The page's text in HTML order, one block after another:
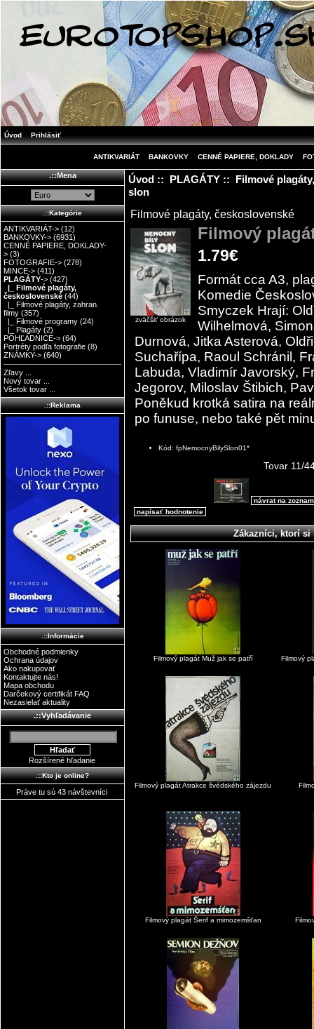
Úvod Prihlásiť
ANTIKVARIÁT BANKOVKY CENNÉ PAPIERE, DOKLADY
.::Mena
.::Kategórie
ANTIKVARIÁT-> (12)
BANKOVKY-> (6931)
CENNÉ PAPIERE, DOKLADY-
> (3)
FOTOGRAFIE-> (278)
MINCE-> (411)
PLAGÁTY-> (427)
|_ Filmové plagáty,
československé (44)
|_ Filmové plagáty, zahran.
filmy (357)
|_ Filmové programy (24)
|_ Plagáty (2)
POHĽADNICE-> (64)
Portréty podľa fotografie (8)
ZNÁMKY-> (640)
Zľavy ...
Nový tovar ...
Všetok tovar ...
.::Reklama
.::Informácie
Obchodné podmienky
Ochrana údajov
Ako nakupovať
Kontaktujte nás!
Mapa obchodu
Darčekový certifikát FAQ
Nezasielať aktuality
.::Vyhľadávanie
Rozšírené hľadanie
.::Kto je online?
Práve tu sú 43 návštevníci
Úvod:: PLAGÁTY:: Filmové
slon
Filmové plagáty, československé
zväčšiť obrázok
Filmový
1.79€
Formát cca A3,
Komedie
Smyczek Hrají:
Wilhelmová,
Durnová, Jitka Asterová,
Suchařípa, Raoul Schránil,
Labuda, Vladimír Javorský,
Jegorov, Miloslav Štibich,
Poněkud krotká satira na
po funuse, nebo také pět
Kód: fpNemocnyBilySlon01*
Tovar 11/
návrat na
napísať hodnotenie
Zákazníci, ktorí si
Filmový plagát Muž jak se patří Filmový
Filmový plagát Atrakce švédského zájezdu
Filmový plagát Šerif a mimozemšťan